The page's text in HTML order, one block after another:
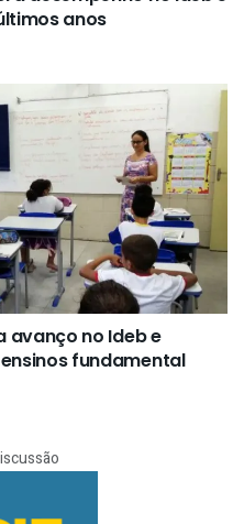
anos
avanço no Ideb e
fundamental